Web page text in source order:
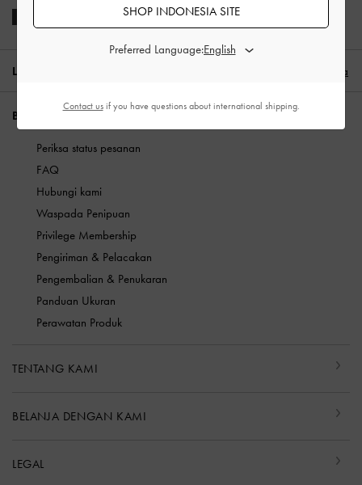
LOKASI: Indonesia
BUTUH BANTUAN?
Periksa status pesanan
FAQ
Hubungi kami
Waspada Penipuan
Privilege Membership
Pengiriman & Pelacakan
Pengembalian & Penukaran
Panduan Ukuran
Perawatan Produk
TENTANG KAMI
BELANJA DENGAN KAMI
LEGAL
SHOP INDONESIA SITE
Preferred Language:
Contact usif you have questions about international shipping.